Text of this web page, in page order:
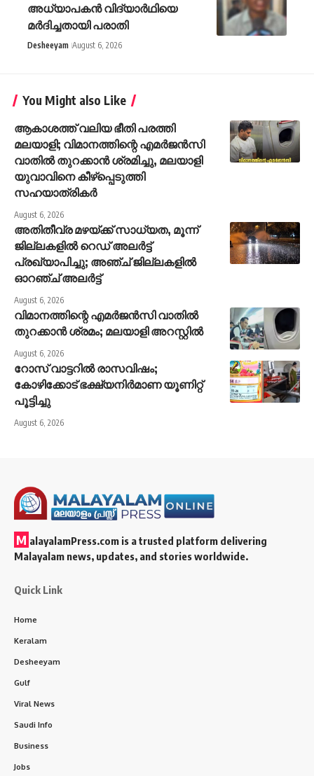
അധ്യാപകന്‍ വിദ്യാര്‍ഥിയെ
മര്‍ദിച്ചതായി പരാതി
Desheeyam August 6, 2026
You Might also Like
ആകാശത്ത് വലിയ ഭീതി പരത്തി
മലയാളി; വിമാനത്തിന്റെ എമര്‍ജന്‍സി
വാതില്‍ തുറക്കാന്‍ ശ്രമിച്ചു, മലയാളി
യുവാവിനെ കീഴ്‌പ്പെടുത്തി
സഹയാത്രികര്‍
August 6, 2026
അതിതീവ്ര മഴയ്ക്ക് സാധ്യത, മൂന്ന്
ജില്ലകളിൽ റെഡ് അലർട്ട്
പ്രഖ്യാപിച്ചു; അഞ്ച് ജില്ലകളിൽ
ഓറഞ്ച് അലർട്ട്
August 6, 2026
വിമാനത്തിന്റെ എമർജൻസി വാതിൽ
തുറക്കാൻ ശ്രമം; മലയാളി അറസ്റ്റിൽ
August 6, 2026
റോസ് വാട്ടറില്‍ രാസവിഷം;
കോഴിക്കോട് ഭക്ഷ്യനിര്‍മാണ യൂണിറ്റ്
പൂട്ടിച്ചു
August 6, 2026
M alayalamPress.com is a trusted platform delivering
Malayalam news, updates, and stories worldwide.
Quick Link
Home
Keralam
Desheeyam
Gulf
Viral News
Saudi Info
Business
Jobs